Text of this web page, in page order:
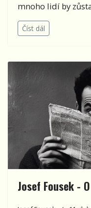
mnoho lidí by
Číst dál
Josef Fousek -